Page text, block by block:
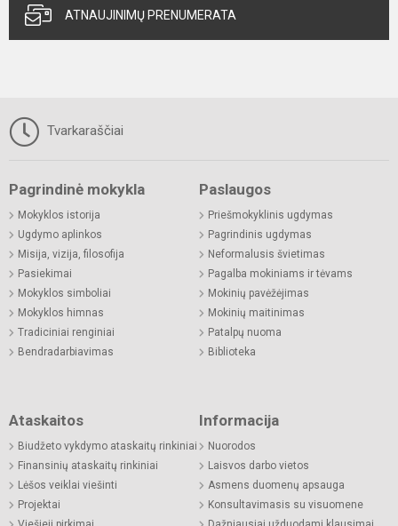
ATNAUJINIMŲ PRENUMERATA
Tvarkaraščiai
Pagrindinė mokykla
Mokyklos istorija
Ugdymo aplinkos
Misija, vizija, filosofija
Pasiekimai
Mokyklos simboliai
Mokyklos himnas
Tradiciniai renginiai
Bendradarbiavimas
Paslaugos
Priešmokyklinis ugdymas
Pagrindinis ugdymas
Neformalusis švietimas
Pagalba mokiniams ir tėvams
Mokinių pavėžėjimas
Mokinių maitinimas
Patalpų nuoma
Biblioteka
Ataskaitos
Biudžeto vykdymo ataskaitų rinkiniai
Finansinių ataskaitų rinkiniai
Lėšos veiklai viešinti
Projektai
Informacija
Nuorodos
Laisvos darbo vietos
Asmens duomenų apsauga
Konsultavimasis su visuomene